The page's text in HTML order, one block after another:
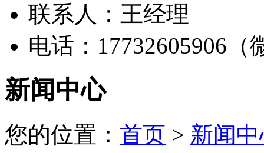
联系人：王经理
电话：17732605906（
新闻中心
您的位置： 首页 > 新闻